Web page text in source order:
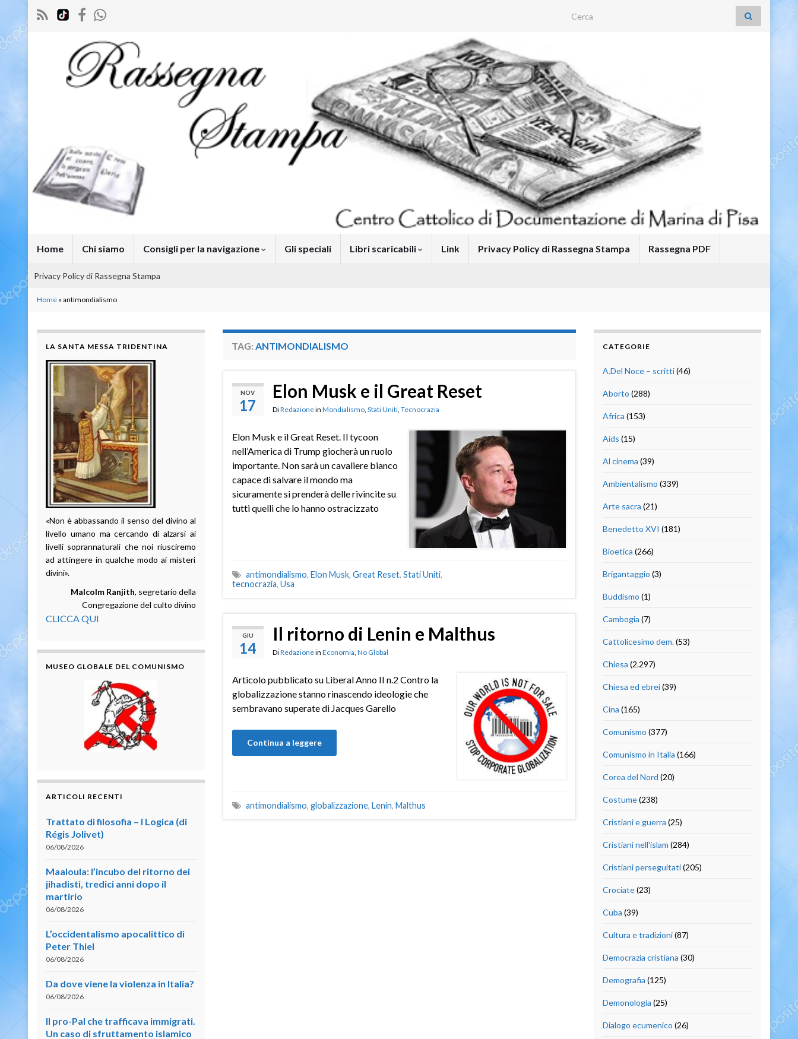
Search for:
Home Chi siamo Consigli per la navigazione Gli speciali Libri scaricabili Link Privacy Policy di Rassegna Stampa Rassegna PDF
Privacy Policy di Rassegna Stampa
Home » antimondialismo
TAG: ANTIMONDIALISMO
NOV
17
Elon Musk e il Great Reset
DiRedazionein Mondialismo, Stati Uniti, Tecnocrazia
Elon Musk e il Great Reset. Il tycoon
nell’America di Trump giocherà un ruolo
importante. Non sarà un cavaliere bianco
capace di salvare il mondo ma
sicuramente si prenderà delle rivincite su
tutti quelli che lo hanno ostracizzato
antimondialismo, Elon Musk, Great Reset, Stati Uniti,
tecnocrazia, Usa
GIU
14
Il ritorno di Lenin e Malthus
DiRedazionein Economia, No Global
Articolo pubblicato su Liberal Anno II n.2 Contro la
globalizzazione stanno rinascendo ideologie che
sembravano superate di Jacques Garello
Continua a leggere
antimondialismo, globalizzazione, Lenin, Malthus
LA SANTA MESSA TRIDENTINA
«Non è abbassando il senso del divino al
livello umano ma cercando di alzarsi ai
livelli soprannaturali che noi riusciremo
ad attingere in qualche modo ai misteri
divini».
Malcolm Ranjith, segretario della
Congregazione del culto divino
CLICCA QUI
MUSEO GLOBALE DEL COMUNISMO
ARTICOLI RECENTI
Trattato di filosofia – I Logica (di
Régis Jolivet)
06/08/2026
Maaloula: l’incubo del ritorno dei
jihadisti, tredici anni dopo il
martirio
06/08/2026
L’occidentalismo apocalittico di
Peter Thiel
06/08/2026
Da dove viene la violenza in Italia?
06/08/2026
Il pro-Pal che trafficava immigrati.
Un caso di sfruttamento islamico
CATEGORIE
A.Del Noce – scritti(46)
Aborto (288)
Africa (153)
Aids (15)
Al cinema (39)
Ambientalismo (339)
Arte sacra (21)
Benedetto XVI (181)
Bioetica (266)
Brigantaggio (3)
Buddismo (1)
Cambogia (7)
Cattolicesimo dem.(53)
Chiesa (2.297)
Chiesa ed ebrei(39)
Cina (165)
Comunismo (377)
Comunismo in Italia (166)
Corea del Nord (20)
Costume(238)
Cristiani e guerra (25)
Cristiani nell'islam (284)
Cristiani perseguitati(205)
Crociate(23)
Cuba (39)
Cultura e tradizioni(87)
Democrazia cristiana (30)
Demografia (125)
Demonologia (25)
Dialogo ecumenico (26)